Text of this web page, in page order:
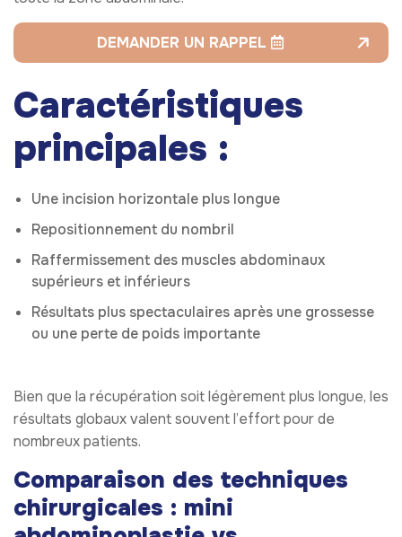
DEMANDER UN RAPPEL
Caractéristiques
principales :
Une incision horizontale plus longue
Repositionnement du nombril
Raffermissement des muscles abdominaux
supérieurs et inférieurs
Résultats plus spectaculaires après une grossesse
ou une perte de poids importante
Bien que la récupération soit légèrement plus longue, les
résultats globaux valent souvent l’effort pour de
nombreux patients.
Comparaison des techniques
chirurgicales : mini